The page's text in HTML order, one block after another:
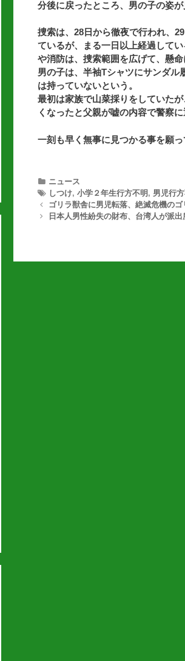
分後に戻ったところ、男の子の姿が
捜索は、28日から徹夜で行われ、
ているが、まる一日以上経過して
や消防は、捜索範囲を広げて、懸命
男の子は、半袖Tシャツにサンダル
は持っていないという。
最初は家族で山菜採りをしていた
くなったと父親が嘘の内容で警察に
一刻も早く無事に見つかる事を願っ
Categories
ニュース
Tags
しつけ, 小学２年生行方不明 , 男児行
Post navigation
ゴリラ獣舎に男児転落、絶滅危機の
日本人男性紛失の財布、台湾人が派出